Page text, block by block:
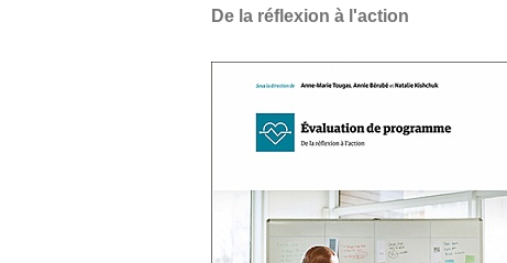
De la réflexion à l'action